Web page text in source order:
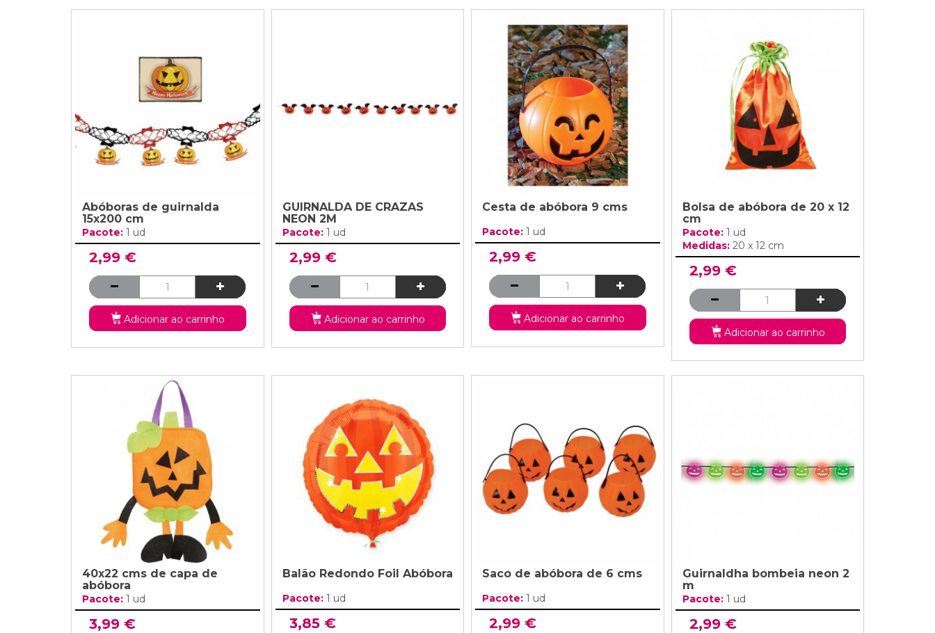
Abóboras de guirnalda
15x200 cm
Pacote: 1 ud
2,99 €
Adicionar ao carrinho
GUIRNALDA DE CRAZAS
NEON 2M
Pacote: 1 ud
2,99 €
Adicionar ao carrinho
Cesta de abóbora 9 cms
Pacote: 1 ud
2,99 €
Adicionar ao carrinho
Bolsa de abóbora de 20 x 12
cm
Pacote: 1 ud
Medidas: 20 x 12 cm
2,99 €
Adicionar ao carrinho
40x22 cms de capa de
abóbora
Pacote: 1 ud
3,99 €
Balão Redondo Foil Abóbora
Pacote: 1 ud
3,85 €
Saco de abóbora de 6 cms
Pacote: 1 ud
2,99 €
Guirnaldha bombeia neon 2
m
Pacote: 1 ud
2,99 €